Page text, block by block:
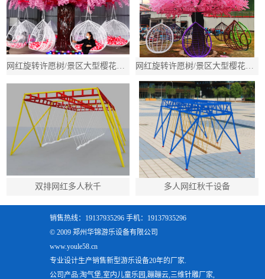
网红旋转许愿树/景区大型樱花树秋千/吊篮多人旋转秋千 网红旋转许愿树/景区大型樱花树秋千/吊篮多人旋转秋千
双排网红多人秋千 多人网红秋千设备
销售热线：19137935296 手机：19137935296
© 2009 郑州华锦游乐设备有限公司
www.youle58.cn
专业设计生产销售新型游乐设备20年的厂家.
公司产品:淘气堡,室内儿童乐园,蹦蹦云,三维针雕厂家,